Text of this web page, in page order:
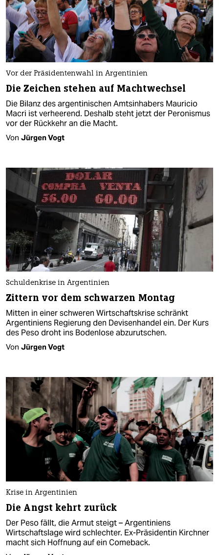
Vor der Präsidentenwahl in Argentinien
Die Zeichen stehen auf Machtwechsel
Die Bilanz des argentinischen Amtsinhabers Mauricio
Macri ist verheerend. Deshalb steht jetzt der Peronismus
vor der Rückkehr an die Macht​.
Von Jürgen Vogt
Schuldenkrise in Argentinien
Zittern vor dem schwarzen Montag
Mitten in einer schweren Wirtschaftskrise schränkt
Argentiniens Regierung den Devisenhandel ein. Der Kurs
des Peso droht ins Bodenlose abzurutschen.
Von Jürgen Vogt
Krise in Argentinien
Die Angst kehrt zurück
Der Peso fällt, die Armut steigt – Argentiniens
Wirtschaftslage wird schlechter. Ex-Präsidentin Kirchner
macht sich Hoffnung auf ein Comeback.